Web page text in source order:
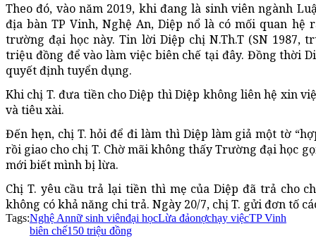
Theo đó, vào năm 2019, khi đang là sinh viên ngành
địa bàn TP Vinh, Nghệ An, Diệp nổ là có mối quan
trường đại học này. Tin lời Diệp chị N.Th.T (SN 1987,
triệu đồng để vào làm việc biên chế tại đây. Đồng thời
quyết định tuyển dụng.
Khi chị T. đưa tiền cho Diệp thì Diệp không liên hệ xin
và tiêu xài.
Đến hẹn, chị T. hỏi để đi làm thì Diệp làm giả một tờ
rồi giao cho chị T. Chờ mãi không thấy Trường đại học
mới biết mình bị lừa.
Chị T. yêu cầu trả lại tiền thì mẹ của Diệp đã trả cho
không có khả năng chi trả. Ngày 20/7, chị T. gửi đơn tố
Tags:Nghệ Annữ sinh viênđại họcLừa đảonợchạy việcTP Vinh
biên chế150 triệu đồng